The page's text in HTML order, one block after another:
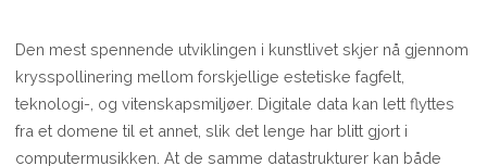
Den mest spennende utviklingen i kunstlivet skjer nå gjennom
krysspollinering mellom forskjellige estetiske fagfelt,
teknologi-, og vitenskapsmiljøer. Digitale data kan lett flyttes
fra et domene til et annet, slik det lenge har blitt gjort i
computermusikken. At de samme datastrukturer kan både